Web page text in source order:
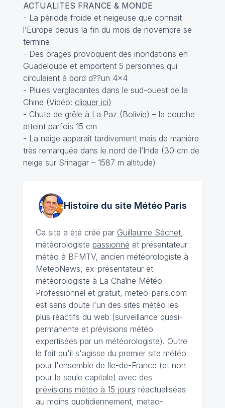
ACTUALITES FRANCE & MONDE
- La période froide et neigeuse que connait
l’Europe depuis la fin du mois de novembre se
termine
- Des orages provoquent des inondations en
Guadeloupe et emportent 5 personnes qui
circulaient à bord d??un 4×4
- Pluies verglacantes dans le sud-ouest de la
Chine (Vidéo: cliquer ici)
- Chute de grêle à La Paz (Bolivie) – la couche
atteint parfois 15 cm
- La neige apparaît tardivement mais de manière
très remarquée dans le nord de l’Inde (30 cm de
neige sur Srinagar – 1587 m altitude)
Histoire du site MétéoParis
Ce site a été créé par Guillaume Séchet,
météorologiste passionné et présentateur
météo à BFMTV, ancien météorologiste à
MeteoNews, ex-présentateur et
météorologiste à La Chaîne Météo
Professionnel et gratuit, meteo-paris.com
est sans doute l'un des sites météo les
plus réactifs du web (surveillance quasi-
permanente et prévisions météo
expertisées par un météorologiste). Outre
le fait qu'il s'agisse du premier site météo
pour l'ensemble de Ile-de-France (et non
pour la seule capitale) avec des
prévisions météo à 15 jours réactualisées
au moins quotidiennement, meteo-